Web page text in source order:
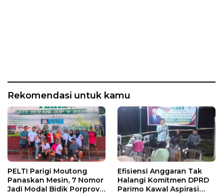
Rekomendasi untuk kamu
PELTI Parigi Moutong
Panaskan Mesin, 7 Nomor
Jadi Modal Bidik Porprov
Efisiensi Anggaran Tak
Halangi Komitmen DPRD
Parimo Kawal Aspirasi